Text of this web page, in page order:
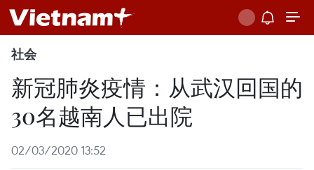
社会
新冠肺炎疫情：从武汉回国的
30名越南人已出院
02/03/2020 13:52